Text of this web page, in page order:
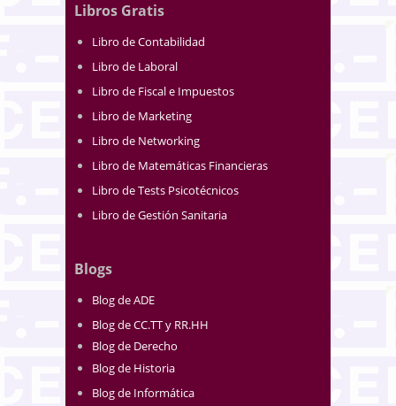
Libros Gratis
Libro de Contabilidad
Libro de Laboral
Libro de Fiscal e Impuestos
Libro de Marketing
Libro de Networking
Libro de Matemáticas Financieras
Libro de Tests Psicotécnicos
Libro de Gestión Sanitaria
Blogs
Blog de ADE
Blog de CC.TT y RR.HH
Blog de Derecho
Blog de Historia
Blog de Informática